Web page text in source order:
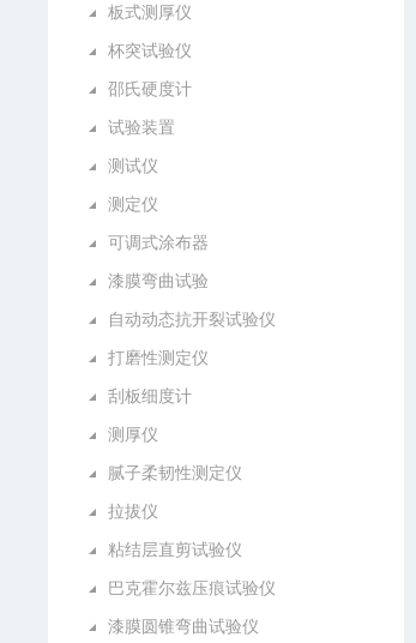
板式测厚仪
杯突试验仪
邵氏硬度计
试验装置
测试仪
测定仪
可调式涂布器
漆膜弯曲试验
自动动态抗开裂试验仪
打磨性测定仪
刮板细度计
测厚仪
腻子柔韧性测定仪
拉拔仪
粘结层直剪试验仪
巴克霍尔兹压痕试验仪
漆膜圆锥弯曲试验仪